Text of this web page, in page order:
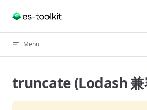
Skip to content
Menu
truncate (Lodash 兼